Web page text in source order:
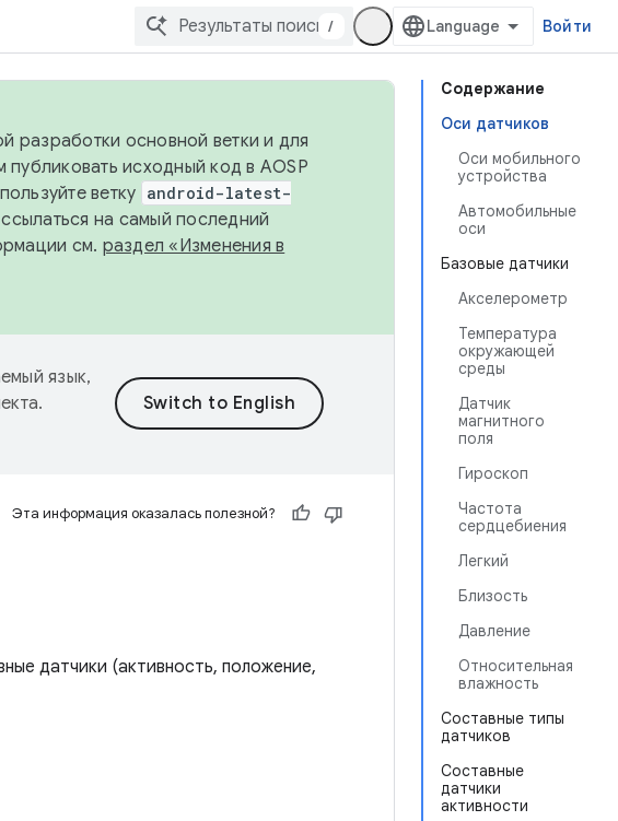
/ Войти
Содержание
Оси датчиков
Оси мобильного
устройства
Автомобильные
оси
Базовые датчики
Акселерометр
Температура
окружающей
среды
Датчик
магнитного
поля
Гироскоп
Частота
сердцебиения
Легкий
Близость
Давление
Относительная
влажность
Составные типы
датчиков
Составные
датчики
активности
разработки основной ветки и для
исходный код в AOSP
ветку android-latest-
на самый последний
см. раздел «Изменения в
язык,
Эта информация оказалась полезной?
датчики (активность, положение,